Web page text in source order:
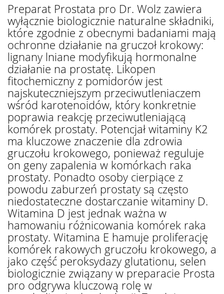
Preparat Prostata pro Dr. Wolz zawiera
wyłącznie biologicznie naturalne składniki,
które zgodnie z obecnymi badaniami mają
ochronne działanie na gruczoł krokowy:
lignany lniane modyfikują hormonalne
działanie na prostatę. Likopen
fitochemiczny z pomidorów jest
najskuteczniejszym przeciwutleniaczem
wśród karotenoidów, który konkretnie
poprawia reakcję przeciwutleniającą
komórek prostaty. Potencjał witaminy K2
ma kluczowe znaczenie dla zdrowia
gruczołu krokowego, ponieważ reguluje
on geny zapalenia w komórkach raka
prostaty. Ponadto osoby cierpiące z
powodu zaburzeń prostaty są często
niedostateczne dostarczanie witaminy D.
Witamina D jest jednak ważna w
hamowaniu różnicowania komórek raka
prostaty. Witamina E hamuje proliferację
komórek rakowych gruczołu krokowego, a
jako część peroksydazy glutationu, selen
biologicznie związany w preparacie Prosta
pro odgrywa kluczową rolę w